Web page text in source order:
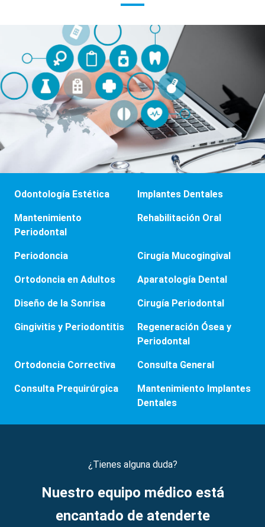
Odontología Estética Implantes Dentales
Mantenimiento
Periodontal
Rehabilitación Oral
Periodoncia Cirugía Mucogingival
Ortodoncia en Adultos Aparatología Dental
Diseño de la Sonrisa Cirugía Periodontal
Gingivitis y Periodontitis
Regeneración Ósea y
Periodontal
Ortodoncia Correctiva Consulta General
Consulta Prequirúrgica
Mantenimiento Implantes
Dentales
¿Tienes alguna duda?
Nuestro equipo médico está
encantado de atenderte